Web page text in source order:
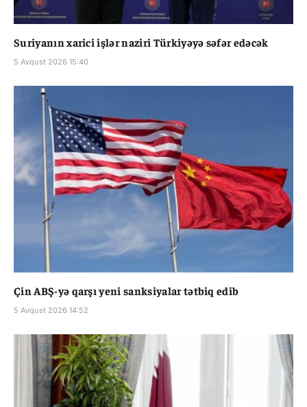
Suriyanın xarici işlər naziri Türkiyəyə səfər edəcək
5 Avqust 2026 15:40
Çin ABŞ-yə qarşı yeni sanksiyalar tətbiq edib
5 Avqust 2026 14:52